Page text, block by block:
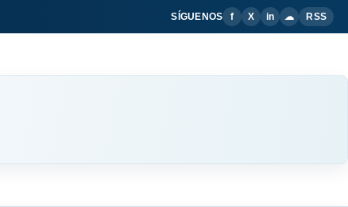
SÍGUENOS f X in ☁ RSS